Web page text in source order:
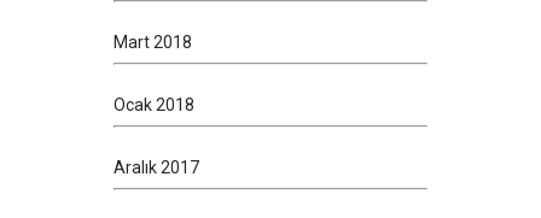
Mart 2018
Ocak 2018
Aralık 2017